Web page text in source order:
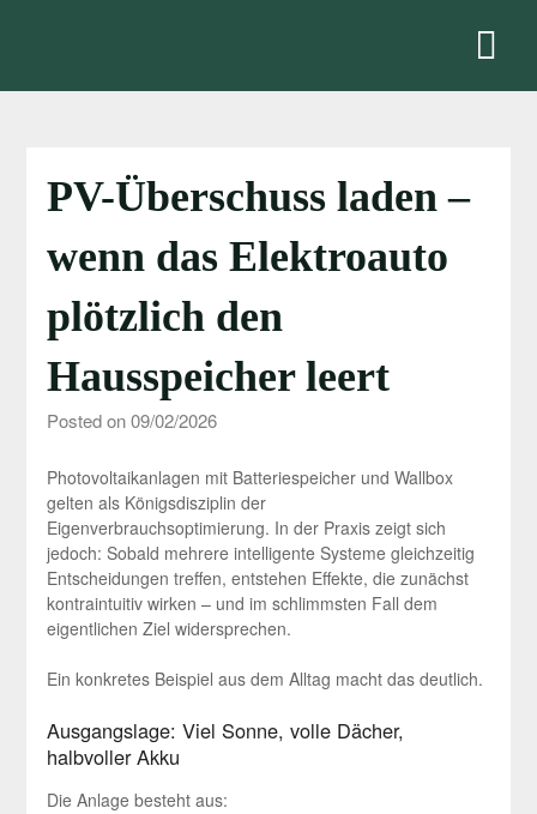
PV-Überschuss laden –
wenn das Elektroauto
plötzlich den
Hausspeicher leert
Posted on 09/02/2026
Photovoltaikanlagen mit Batteriespeicher und Wallbox
gelten als Königsdisziplin der
Eigenverbrauchsoptimierung. In der Praxis zeigt sich
jedoch: Sobald mehrere intelligente Systeme gleichzeitig
Entscheidungen treffen, entstehen Effekte, die zunächst
kontraintuitiv wirken – und im schlimmsten Fall dem
eigentlichen Ziel widersprechen.
Ein konkretes Beispiel aus dem Alltag macht das deutlich.
Ausgangslage: Viel Sonne, volle Dächer,
halbvoller Akku
Die Anlage besteht aus: